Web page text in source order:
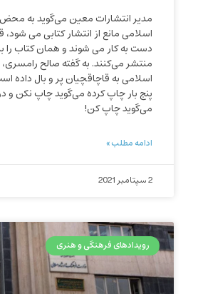
مدیر انتشارات معین می‌گوید به محض
اسلامی مانع از انتشار کتابی می
دست به کار می شوند و همان کتاب را
منتشر می‌کنند. به گفته صالح رامسری،
اسلامی به قاچاقچیان پر و بال داده
پنج بار چاپ کرده می‌گوید چاپ نکن و
می‌گوید چاپ کن!
ادامه مطلب »
2 سپتامبر 2021
رویدادهای فرهنگی و هنری